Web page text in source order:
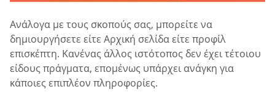
Ανάλογα με τους σκοπούς σας, μπορείτε να
δημιουργήσετε είτε Αρχική σελίδα είτε προφίλ
επισκέπτη. Κανένας άλλος ιστότοπος δεν έχει τέτοιου
είδους πράγματα, επομένως υπάρχει ανάγκη για
κάποιες επιπλέον πληροφορίες.